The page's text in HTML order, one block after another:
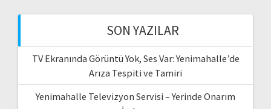
SON YAZILAR
TV Ekranında Görüntü Yok, Ses Var: Yenimahalle’de
Arıza Tespiti ve Tamiri
Yenimahalle Televizyon Servisi – Yerinde Onarım